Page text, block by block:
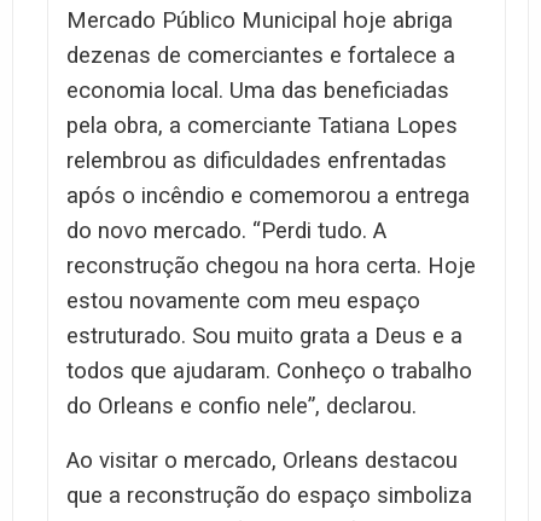
Mercado Público Municipal hoje abriga
dezenas de comerciantes e fortalece a
economia local. Uma das beneficiadas
pela obra, a comerciante Tatiana Lopes
relembrou as dificuldades enfrentadas
após o incêndio e comemorou a entrega
do novo mercado. “Perdi tudo. A
reconstrução chegou na hora certa. Hoje
estou novamente com meu espaço
estruturado. Sou muito grata a Deus e a
todos que ajudaram. Conheço o trabalho
do Orleans e confio nele”, declarou.
Ao visitar o mercado, Orleans destacou
que a reconstrução do espaço simboliza